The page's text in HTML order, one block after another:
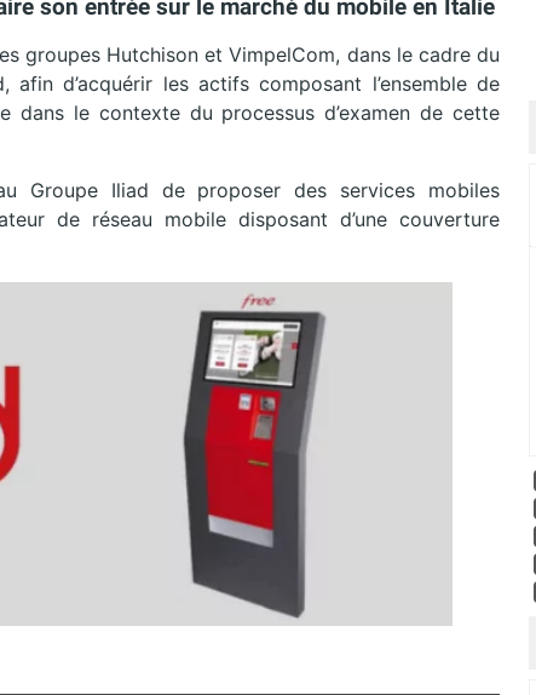
son entrée sur le marché du mobile en Italie
groupes Hutchison et VimpelCom, dans le cadre du
d’acquérir les actifs composant l’ensemble de
dans le contexte du processus d’examen de cette
Groupe Iliad de proposer des services mobiles
de réseau mobile disposant d’une couverture